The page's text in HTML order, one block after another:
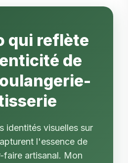
qui reflète
de
identités visuelles sur
l'essence de
faire artisanal. Mon